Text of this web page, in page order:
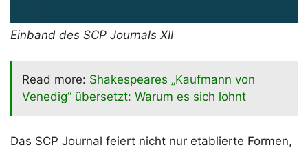
Einband des SCP Journals XII
Read more: Shakespeares „Kaufmann von
Venedig“ übersetzt: Warum es sich lohnt
Das SCP Journal feiert nicht nur etablierte Formen,